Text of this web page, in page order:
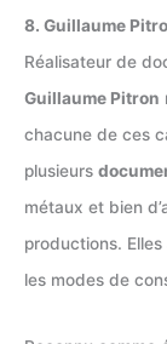
8. Guillaume
Réalisateur de
Guillaume Pitron
chacune de ces
plusieurs
métaux et bien
productions.
les modes de